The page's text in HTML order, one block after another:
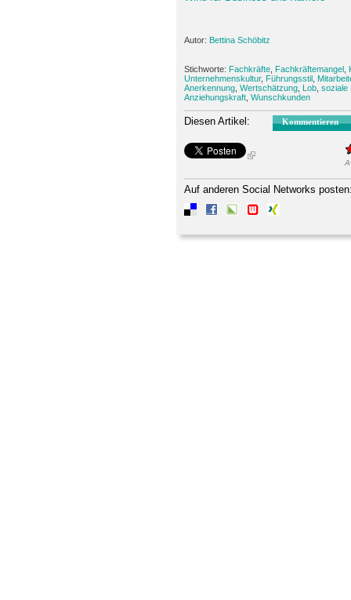
Autor: Bettina Schöbitz
Stichworte: Fachkräfte Fachkräftemangel
Unternehmenskultur, Führungsstil
Anerkennung Wertschätzung Lob soziale
Anziehungskraft Wunschkunden
Diesen Artikel: Kommentieren
Auf anderen Social Networks